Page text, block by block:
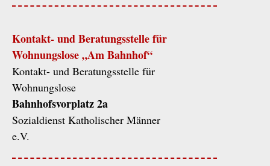
Kontakt- und Beratungsstelle für
Wohnungslose „Am Bahnhof“
Kontakt- und Beratungsstelle für
Wohnungslose
Bahnhofsvorplatz 2a
Sozialdienst Katholischer Männer
e.V.